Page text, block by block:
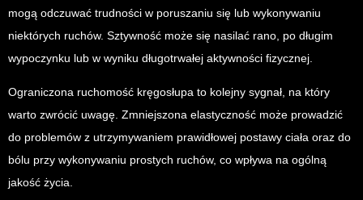
mogą odczuwać trudności w poruszaniu się lub wykonywaniu
niektórych ruchów. Sztywność może się nasilać rano, po długim
wypoczynku lub w wyniku długotrwałej aktywności fizycznej.
Ograniczona ruchomość kręgosłupa to kolejny sygnał, na który
warto zwrócić uwagę. Zmniejszona elastyczność może prowadzić
do problemów z utrzymywaniem prawidłowej postawy ciała oraz do
bólu przy wykonywaniu prostych ruchów, co wpływa na ogólną
jakość życia.